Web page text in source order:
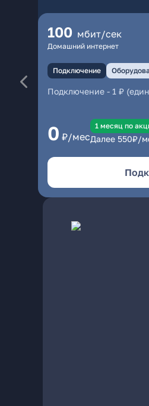
100 мбит/сек
Домашний интернет
Подключение
Подключение - 1 ₽
0 ₽/мес
1 месяц по
Далее 550₽/